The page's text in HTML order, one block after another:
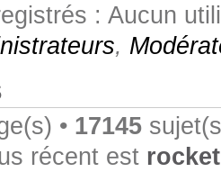
: Aucun
,
• 17145
récent est